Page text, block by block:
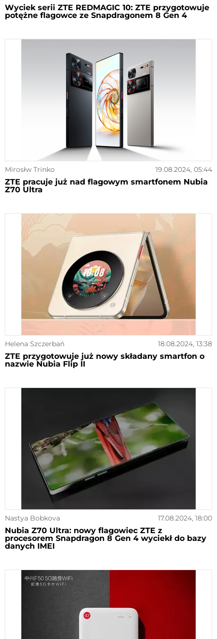
Wyciek serii ZTE REDMAGIC 10: ZTE przygotowuje
potężne flagowce ze Snapdragonem 8 Gen 4
Mirosłw Trinko 19.08.2024, 05:44
ZTE pracuje już nad flagowym smartfonem Nubia
Z70 Ultra
Helena Szczerbań 18.08.2024, 13:38
ZTE przygotowuje już nowy składany smartfon o
nazwie Nubia Flip II
Nastya Bobkova 17.08.2024, 18:00
Nubia Z70 Ultra: nowy flagowiec ZTE z
procesorem Snapdragon 8 Gen 4 wyciekł do bazy
danych IMEI